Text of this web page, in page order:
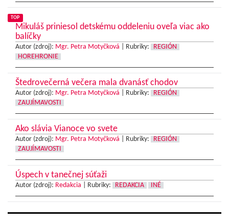
TOP
Mikuláš priniesol detskému oddeleniu oveľa viac ako
balíčky
Autor (zdroj): Mgr. Petra Motyčková Rubriky:
REGIÓN
HOREHRONIE
Štedrovečerná večera mala dvanásť chodov
Autor (zdroj): Mgr. Petra Motyčková Rubriky:
REGIÓN
ZAUJÍMAVOSTI
Ako slávia Vianoce vo svete
Autor (zdroj): Mgr. Petra Motyčková Rubriky:
REGIÓN
ZAUJÍMAVOSTI
Úspech v tanečnej súťaži
Autor (zdroj): Redakcia Rubriky: REDAKCIA INÉ